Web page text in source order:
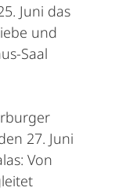
Juni das
und
Saal
27. Juni
Von